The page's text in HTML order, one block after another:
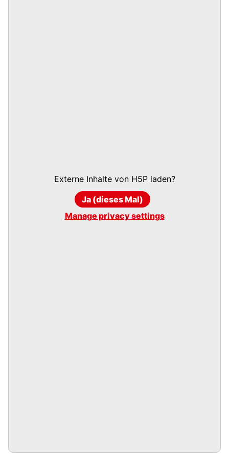
Externe Inhalte von H5Pladen?
Ja (dieses Mal)
Manage privacy settings